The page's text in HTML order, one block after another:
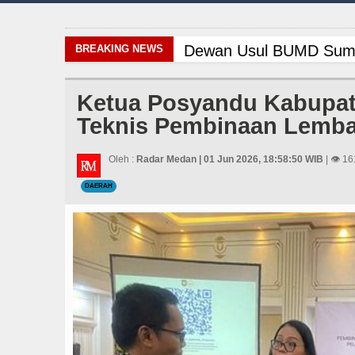
BREAKING NEWS Dewan Usul BUMD
Gubernur Bobby
Masyarakat Desak
Serapan Anggaran
Bayern Munich Menang
Dugaan Penyimpangan
PSG vs Manchester
Ketua Posyandu
Teknis Pembinaan
Oleh : Radar Medan | 01 Jun 2026, 18:58:50 WIB | 👁
DAERAH